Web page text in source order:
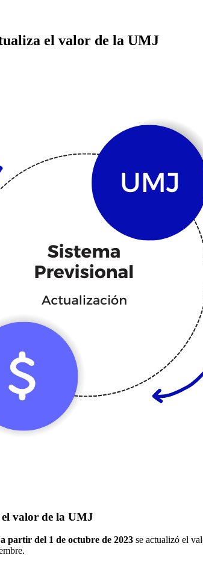
el valor de la UMJ
valor de la UMJ
a partir del 1 de octubre de 2023 se actualizó el